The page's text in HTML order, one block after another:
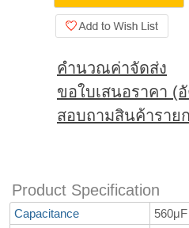
คำนวณค่าจัดส่ง
ขอใบเสนอราคา (
สอบถามสินค้าราย
Product Specification
Capacitance
560μF